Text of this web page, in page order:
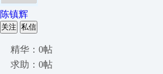
陈镇辉
关注 私信
精华：0帖
求助：0帖